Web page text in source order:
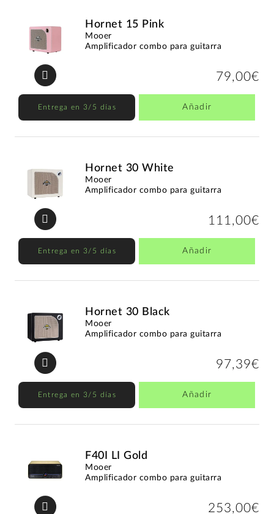
Hornet 15 Pink
Mooer
Amplificador combo para guitarra
79,00€
Entrega en 3/5 días Añadir
Hornet 30 White
Mooer
Amplificador combo para guitarra
111,00€
Entrega en 3/5 días Añadir
Hornet 30 Black
Mooer
Amplificador combo para guitarra
97,39€
Entrega en 3/5 días Añadir
F40I LI Gold
Mooer
Amplificador combo para guitarra
253,00€